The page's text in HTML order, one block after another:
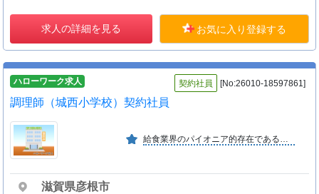
求人の詳細を見る お気に入り登録する
ハローワーク求人 契約社員 [No:26010-18597861]
調理師（城西小学校）契約社員
給食業界のパイオニア的存在である弊社は、創業１１１周年を迎え「お客様がうれしい。私たちもうれしい。」をモットーに、次の１００年に向け、全社一丸となってお客様と共に歩んでおります。
滋賀県彦根市